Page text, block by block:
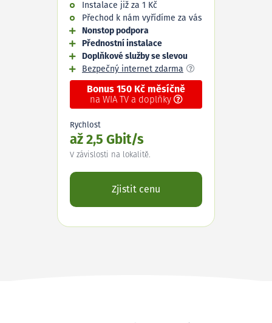
Instalace již za 1 Kč
Přechod k nám vyřídíme za vás
Nonstop podpora
Přednostní instalace
Doplňkové služby se slevou
Bezpečný internet zdarma
Bonus 150 Kč měsíčně
na WIA TV a doplňky
Rychlost
až 2,5 Gbit/s
V závislosti na lokalitě.
Zjistit cenu